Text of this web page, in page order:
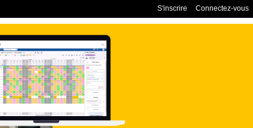
Connectez-vous
S'inscrire